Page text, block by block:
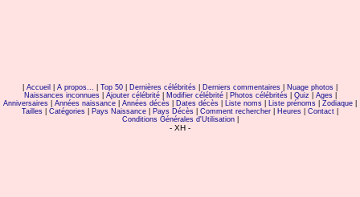
Accueil A propos... Top 50 Dernières célébrités Derniers commentaires Nuage photos
Naissances inconnues| Ajouter célébrité| Modifier célébrité| Photos célébrités| Quiz Ages|
Anniversaires
Années naissance Années décès Dates décès Liste noms Liste prénoms Zodiaque
Tailles
Catégories Pays Naissance Pays Décès Comment rechercher Heures Contact
Conditions Générales d'Utilisation|
- XH -